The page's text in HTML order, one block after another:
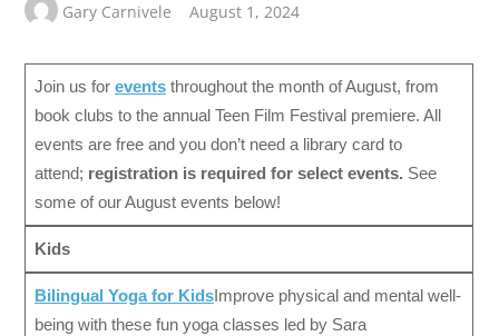
Gary Carnivele August 1, 2024
Join us for events throughout the month of August, from
book clubs to the annual Teen Film Festival premiere. All
events are free and you don’t need a library card to
attend; registration is required for select events. See
some of our August events below!
Kids
Bilingual Yoga for KidsImprove physical and mental well-
being with these fun yoga classes led by Sara